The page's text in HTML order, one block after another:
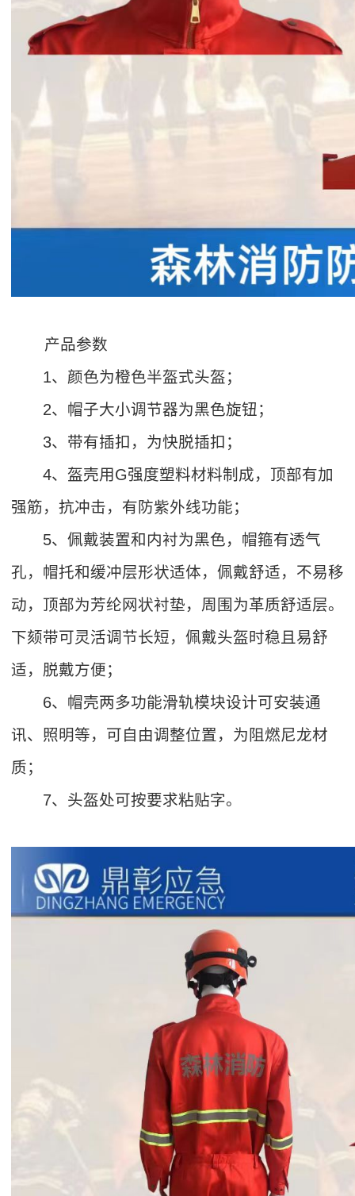
产品参数
1、颜色为橙色半盔式头盔；
2、帽子大小调节器为黑色旋钮；
3、带有插扣，为快脱插扣；
4、盔壳用G强度塑料材料制成，顶部有加
强筋，抗冲击，有防紫外线功能；
5、佩戴装置和内衬为黑色，帽箍有透气
孔，帽托和缓冲层形状适体，佩戴舒适，不易移
动，顶部为芳纶网状衬垫，周围为革质舒适层。
下颏带可灵活调节长短，佩戴头盔时稳且易舒
适，脱戴方便；
6、帽壳两多功能滑轨模块设计可安装通
讯、照明等，可自由调整位置，为阻燃尼龙材
质；
7、头盔处可按要求粘贴字。